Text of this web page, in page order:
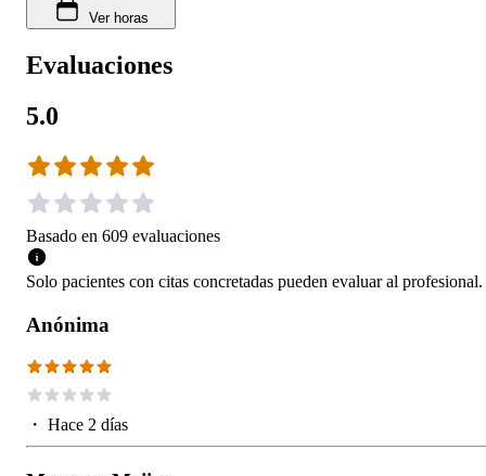
Ver horas
Evaluaciones
5.0
Basado en 609 evaluaciones
Solo pacientes con citas concretadas pueden evaluar al profesional.
Anónima
・ Hace 2 días